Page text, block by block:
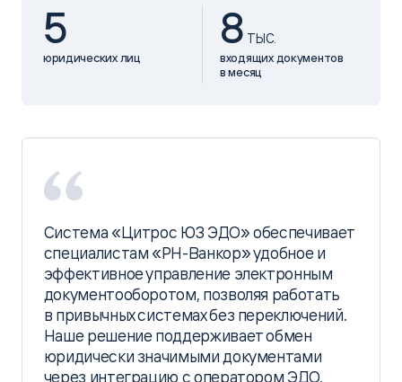
5
юридических лиц
8 ТЫС.
входящих документов
в месяц
Система «Цитрос ЮЗ ЭДО» обеспечивает
специалистам «РН-Ванкор» удобное и
эффективное управление электронным
документооборотом, позволяя работать
в привычных системах без переключений.
Наше решение поддерживает обмен
юридически значимыми документами
через интеграцию с оператором ЭДО,